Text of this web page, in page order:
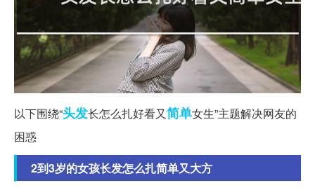
以下围绕“头发长怎么扎好看又简单女生”主题解决网友的
困惑
2到3岁的女孩长发怎么扎简单又大方